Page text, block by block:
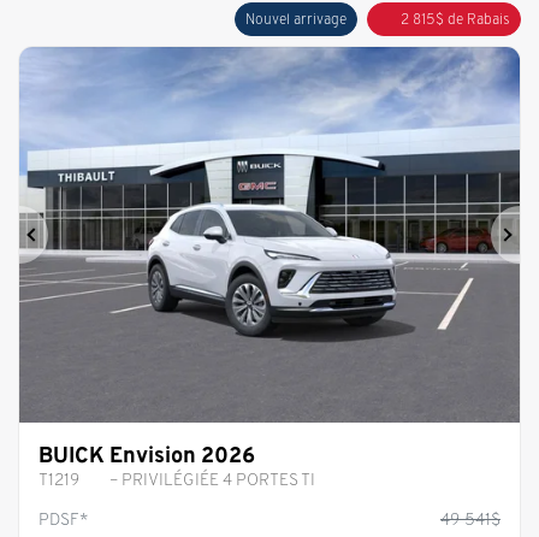
Nouvel arrivage 2 815$ de Rabais
Précédent
BUICK Envision 2026
T1219
– PRIVILÉGIÉE 4 PORTES TI
PDSF*
49 541$